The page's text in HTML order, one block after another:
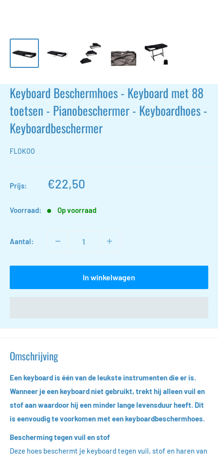
Keyboard Beschermhoes - Keyboard met 88
toetsen - Pianobeschermer - Keyboardhoes -
Keyboardbeschermer
FLOKOO
Prijs: Actieprijs
€22,50
Voorraad: Op voorraad
Aantal:
In winkelwagen
Omschrijving
Een keyboard is één van de leukste instrumenten die er is.
Wanneer je een keyboard niet gebruikt, trekt hij alleen vuil en
stof aan waardoor hij een minder lange levensduur heeft. Dit
is eenvoudig te voorkomen met een keyboardbeschermhoes.
Bescherming tegen vuil en stof
Deze hoes beschermt je keyboard tegen vuil, stof en haren van